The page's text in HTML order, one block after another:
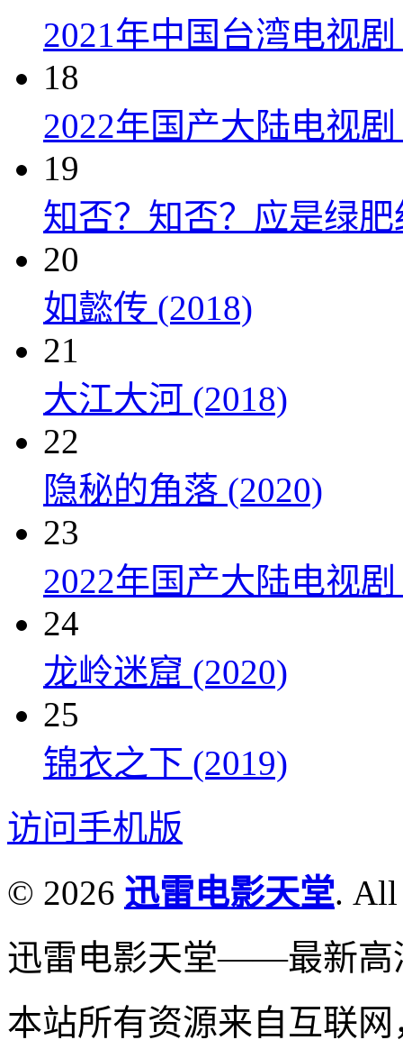
2021年中国台湾电视
18
2022年国产大陆电视
19
知否？知否？应是绿肥
20
如懿传 (2018)
21
大江大河 (2018)
22
隐秘的角落 (2020)
23
2022年国产大陆电视
24
龙岭迷窟 (2020)
25
锦衣之下 (2019)
访问手机版
© 2026 迅雷电影天堂. All
迅雷电影天堂——最新高
本站所有资源来自互联